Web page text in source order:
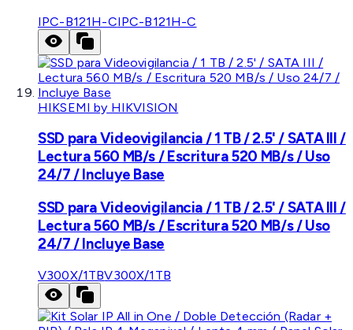
IPC-B121H-CIPC-B121H-C
HIKSEMI by HIKVISION
SSD para Videovigilancia / 1 TB / 2.5' / SATA III /
Lectura 560 MB/s / Escritura 520 MB/s / Uso
24/7 / Incluye Base
SSD para Videovigilancia / 1 TB / 2.5' / SATA III /
Lectura 560 MB/s / Escritura 520 MB/s / Uso
24/7 / Incluye Base
V300X/1TBV300X/1TB